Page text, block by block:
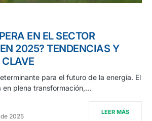
EN EL SECTOR
2025? TENDENCIAS Y
CLAVE
para el futuro de la energía. El
en plena transformación,…
2025
LEER MÁS